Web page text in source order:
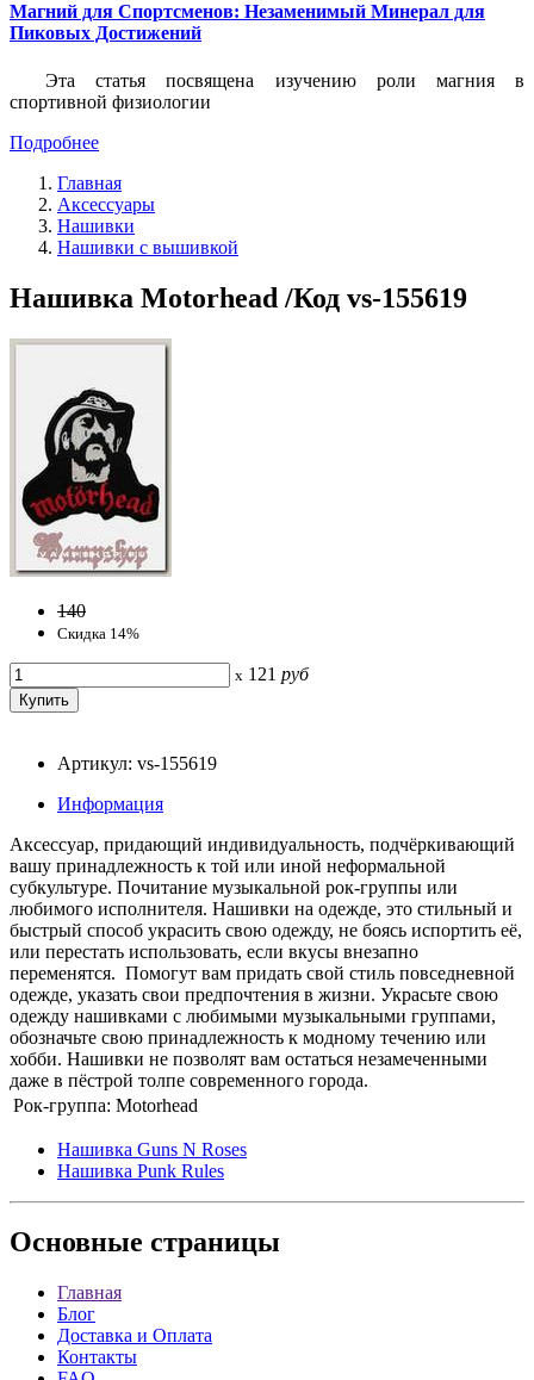
Магний для Спортсменов: Незаменимый Минерал для
Пиковых Достижений
Эта статья посвящена изучению роли магния в
спортивной физиологии
Подробнее
Главная
Аксессуары
Нашивки
Нашивки с вышивкой
Нашивка Motorhead /Код vs-155619
140
Скидка 14%
x 121 руб
Артикул: vs-155619
Информация
Аксессуар, придающий индивидуальность, подчёркивающий
вашу принадлежность к той или иной неформальной
субкультуре. Почитание музыкальной рок-группы или
любимого исполнителя. Нашивки на одежде, это стильный и
быстрый способ украсить свою одежду, не боясь испортить её,
или перестать использовать, если вкусы внезапно
переменятся. Помогут вам придать свой стиль повседневной
одежде, указать свои предпочтения в жизни. Украсьте свою
одежду нашивками с любимыми музыкальными группами,
обозначьте свою принадлежность к модному течению или
хобби. Нашивки не позволят вам остаться незамеченными
даже в пёстрой толпе современного города.
Рок-группа: Motorhead
Нашивка Guns N Roses
Нашивка Punk Rules
Основные страницы
Главная
Блог
Доставка и Оплата
Контакты